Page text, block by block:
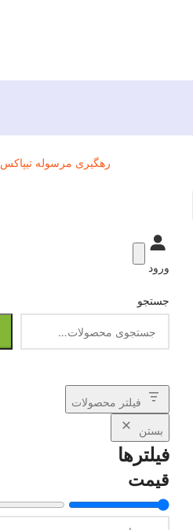
رهگیری مرسوله تیپاکس
ورود
جستجو
فیلتر محصولات
بستن
فیلترها
قیمت